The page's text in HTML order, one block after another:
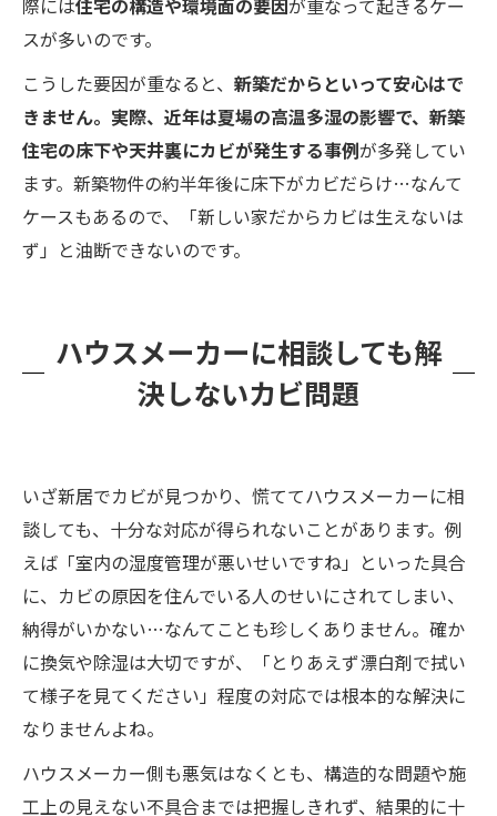
際には住宅の構造や環境面の要因が重なって起きるケー
スが多いのです。
こうした要因が重なると、 新築だからといって安心はで
きません。実際、近年は夏場の高温多湿の影響で、新築
住宅の床下や天井裏にカビが発生する事例が多発してい
ます。新築物件の約半年後に床下がカビだらけ…なんて
ケースもあるので、「新しい家だからカビは生えないは
ず」と油断できないのです。
ハウスメーカーに相談しても解
決しないカビ問題
いざ新居でカビが見つかり、慌ててハウスメーカーに相
談しても、十分な対応が得られないことがあります。例
えば「室内の湿度管理が悪いせいですね」といった具合
に、カビの原因を住んでいる人のせいにされてしまい、
納得がいかない…なんてことも珍しくありません。確か
に換気や除湿は大切ですが、「とりあえず漂白剤で拭い
て様子を見てください」程度の対応では根本的な解決に
なりませんよね。
ハウスメーカー側も悪気はなくとも、構造的な問題や施
工上の見えない不具合までは把握しきれず、結果的に十